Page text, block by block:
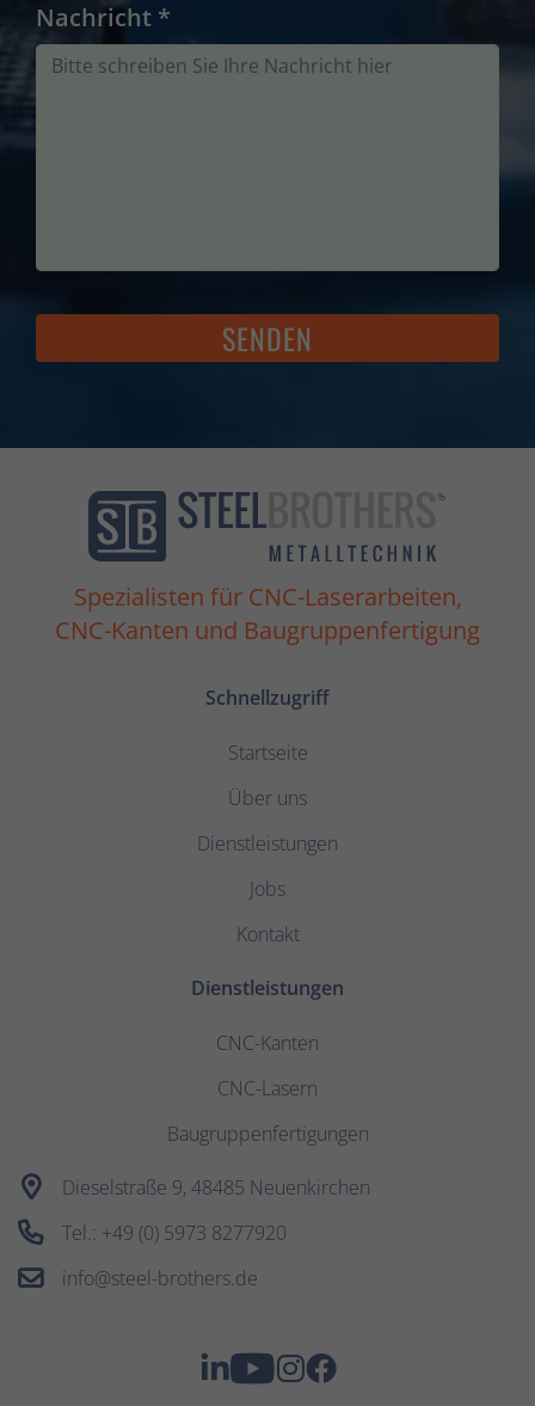
Nachricht *
SENDEN
Spezialisten für CNC-Laserarbeiten,
CNC-Kanten und Baugruppenfertigung
Schnellzugriff
Startseite
Über uns
Dienstleistungen
Jobs
Kontakt
Dienstleistungen
CNC-Kanten
CNC-Lasern
Baugruppenfertigungen
Dieselstraße 9, 48485 Neuenkirchen
Tel.: +49 (0) 5973 8277920
info@steel-brothers.de